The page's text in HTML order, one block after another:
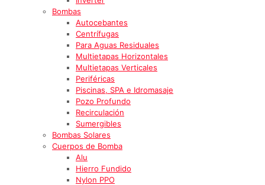
Bombas
Autocebantes
Centrífugas
Para Aguas Residuales
Multietapas Horizontales
Multietapas Verticales
Periféricas
Piscinas, SPA e Idromasaje
Pozo Profundo
Recirculación
Sumergibles
Bombas Solares
Cuerpos de Bomba
Alu
Hierro Fundido
Nylon PPO